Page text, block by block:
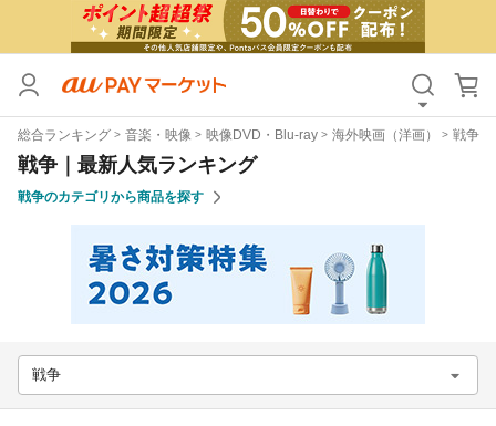
総合ランキング 音楽・映像 映像DVD・Blu-ray 海外映画（洋画） 戦争
戦争｜最新人気ランキング
戦争のカテゴリから商品を探す
戦争
カテゴリ すべて
価格 すべて
支払い方法
その他の条件
送料無料 タイムセール
サンキュー配送対象